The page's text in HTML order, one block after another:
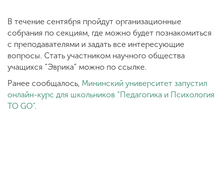
В течение сентября пройдут организационные
собрания по секциям, где можно будет познакомиться
с преподавателями и задать все интересующие
вопросы. Стать участником научного общества
учащихся “Эврика” можно по ссылке.
Ранее сообщалось, Мининский университет запустил
онлайн-курс для школьников “Педагогика и Психология
TO GO”.